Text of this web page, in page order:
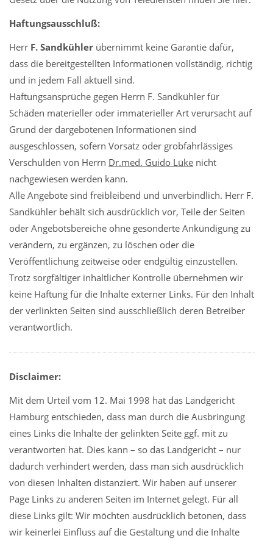
Haftungsausschluß:
Herr F. Sandkühler übernimmt keine Garantie dafür,
dass die bereitgestellten Informationen vollständig, richtig
und in jedem Fall aktuell sind.
Haftungsansprüche gegen Herrn F. Sandkühler für
Schäden materieller oder immaterieller Art verursacht auf
Grund der dargebotenen Informationen sind
ausgeschlossen, sofern Vorsatz oder grobfahrlässiges
Verschulden von Herrn Dr.med. Guido Lüke nicht
nachgewiesen werden kann.
Alle Angebote sind freibleibend und unverbindlich. Herr F.
Sandkühler behält sich ausdrücklich vor, Teile der Seiten
oder Angebotsbereiche ohne gesonderte Ankündigung zu
verändern, zu ergänzen, zu löschen oder die
Veröffentlichung zeitweise oder endgültig einzustellen.
Trotz sorgfältiger inhaltlicher Kontrolle übernehmen wir
keine Haftung für die Inhalte externer Links. Für den Inhalt
der verlinkten Seiten sind ausschließlich deren Betreiber
verantwortlich.
Disclaimer:
Mit dem Urteil vom 12. Mai 1998 hat das Landgericht
Hamburg entschieden, dass man durch die Ausbringung
eines Links die Inhalte der gelinkten Seite ggf. mit zu
verantworten hat. Dies kann – so das Landgericht – nur
dadurch verhindert werden, dass man sich ausdrücklich
von diesen Inhalten distanziert. Wir haben auf unserer
Page Links zu anderen Seiten im Internet gelegt. Für all
diese Links gilt: Wir möchten ausdrücklich betonen, dass
wir keinerlei Einfluss auf die Gestaltung und die Inhalte